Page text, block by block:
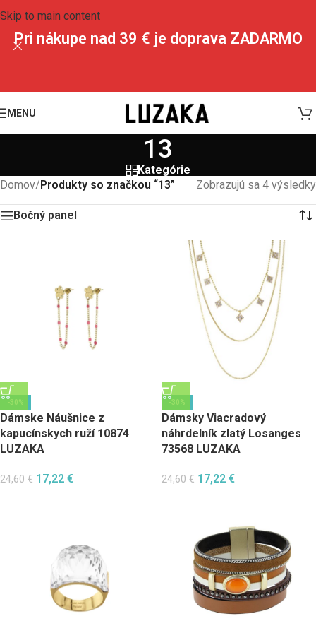
Skip to main content
Pri nákupe nad 39 € je doprava ZADARMO
MENU
13
Kategórie
Domov/Produkty so značkou “13” Zobrazujú sa 4 výsledky
Bočný panel
-30%
Dámske Náušnice z
kapucínskych ruží 10874
LUZAKA
24,60€ 17,22 €
-30%
Dámsky Viacradový
náhrdelník zlatý Losanges
73568 LUZAKA
24,60€ 17,22 €